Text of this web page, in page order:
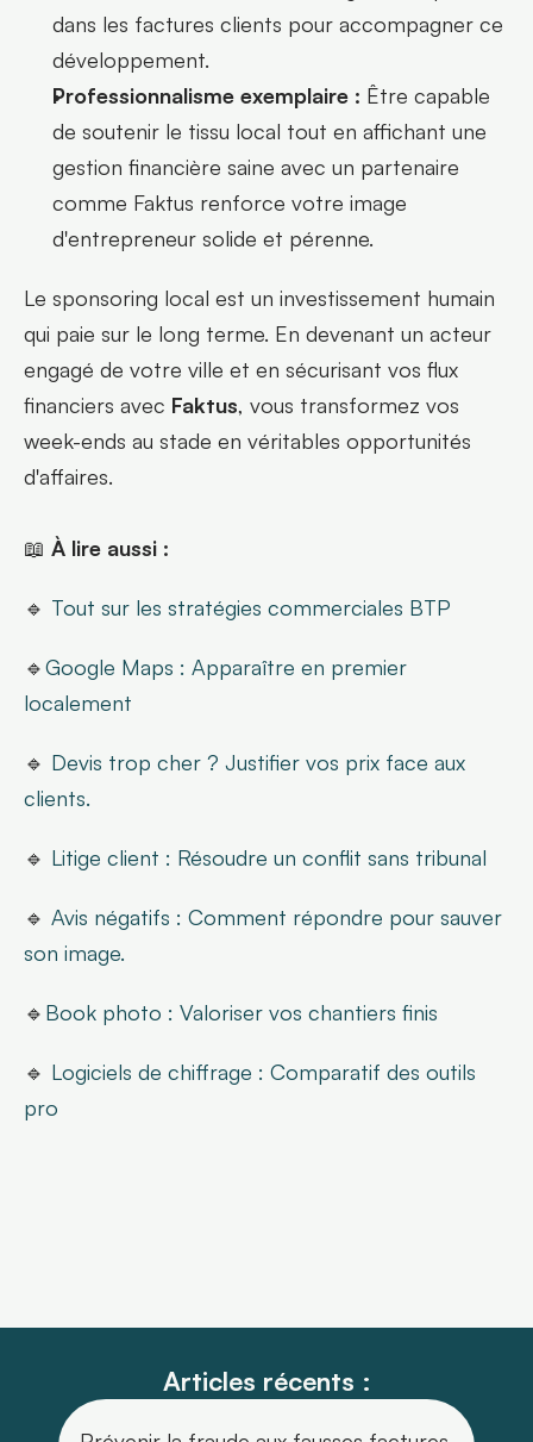
dans les factures clients pour accompagner ce
développement.
Professionnalisme exemplaire : Être capable
de soutenir le tissu local tout en affichant une
gestion financière saine avec un partenaire
comme Faktus renforce votre image
d'entrepreneur solide et pérenne.
Le sponsoring local est un investissement humain
qui paie sur le long terme. En devenant un acteur
engagé de votre ville et en sécurisant vos flux
financiers avec Faktus, vous transformez vos
week-ends au stade en véritables opportunités
d'affaires.
📖 À lire aussi :
🔹 Tout sur les stratégies commerciales BTP
🔹Google Maps : Apparaître en premier
localement
🔹 Devis trop cher ? Justifier vos prix face aux
clients.
🔹 Litige client : Résoudre un conflit sans tribunal
🔹 Avis négatifs : Comment répondre pour sauver
son image.
🔹 Book photo : Valoriser vos chantiers finis
🔹 Logiciels de chiffrage : Comparatif des outils
pro
Articles récents :